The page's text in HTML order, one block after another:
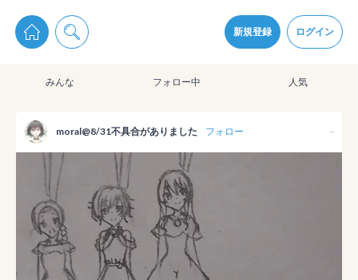
新規登録 ログイン
pixiv Sketchは2024年5月28日付で プライパシーポリシーを改定しました。
通知を受け取るにはここをクリックします
pixiv Sketchアプリでさらに快適に！
みんな フォロー中 人気
moral@8/31不具合がありました フォロー --